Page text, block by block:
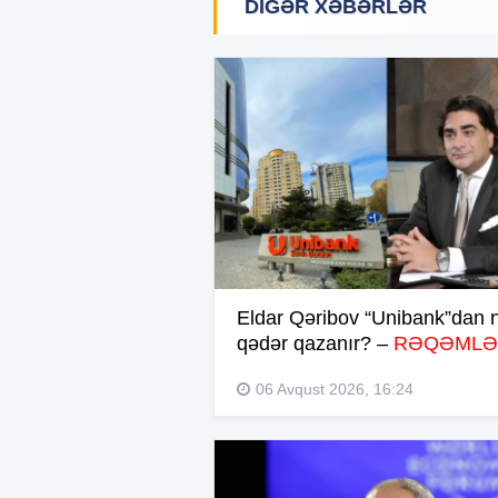
DIGƏR XƏBƏRLƏR
Eldar Qəribov “Unibank”dan
qədər qazanır? –
06 Avqust 2026, 16:24